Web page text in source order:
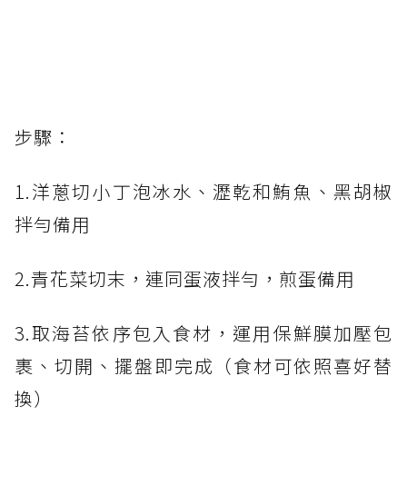
步驟：
1.洋蔥切小丁泡冰水、瀝乾和鮪魚、黑胡椒
拌勻備用
2.青花菜切末，連同蛋液拌勻，煎蛋備用
3.取海苔依序包入食材，運用保鮮膜加壓包
裹、切開、擺盤即完成（食材可依照喜好替
換）